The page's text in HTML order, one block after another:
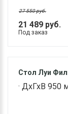
21 489 руб.
27 550 руб.
Под заказ
Стол Луи
· ДхГхВ 950